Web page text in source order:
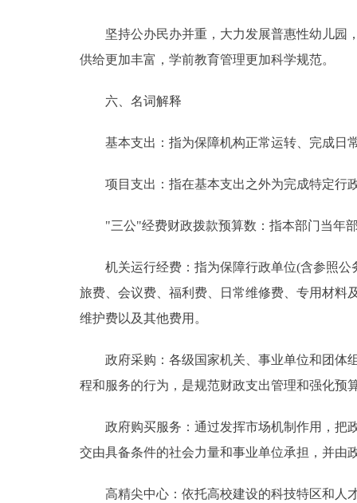
坚持公办民办并重，大力发展普惠性幼儿园，
供给更加丰富，学前教育管理更加科学规范。
六、名词解释
基本支出：指为保障机构正常运转、完成日
项目支出：指在基本支出之外为完成特定行
"三公"经费财政拨款预算数：指本部门当年部
机关运行经费：指为保障行政单位(含参照公
旅费、会议费、福利费、日常维修费、专用材料
维护费以及其他费用。
政府采购：各级国家机关、事业单位和团体组
程和服务的行为，是规范财政支出管理和强化预
政府购买服务：通过发挥市场机制作用，把政
交由具备条件的社会力量和事业单位承担，并由
高精尖中心：依托高校建设的科技特区和人才